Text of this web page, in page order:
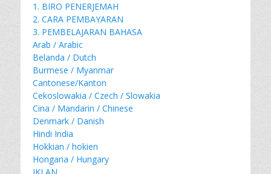
1. BIRO PENERJEMAH
2. CARA PEMBAYARAN
3. PEMBELAJARAN BAHASA
Arab / Arabic
Belanda / Dutch
Burmese / Myanmar
Cantonese/Kanton
Cekoslowakia / Czech / Slowakia
Cina / Mandarin / Chinese
Denmark / Danish
Hindi India
Hokkian / hokien
Hongaria / Hungary